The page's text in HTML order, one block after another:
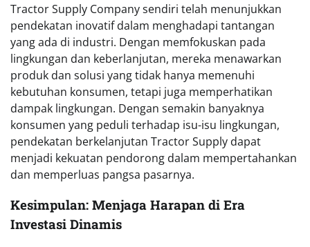
Tractor Supply Company sendiri telah menunjukkan
pendekatan inovatif dalam menghadapi tantangan
yang ada di industri. Dengan memfokuskan pada
lingkungan dan keberlanjutan, mereka menawarkan
produk dan solusi yang tidak hanya memenuhi
kebutuhan konsumen, tetapi juga memperhatikan
dampak lingkungan. Dengan semakin banyaknya
konsumen yang peduli terhadap isu-isu lingkungan,
pendekatan berkelanjutan Tractor Supply dapat
menjadi kekuatan pendorong dalam mempertahankan
dan memperluas pangsa pasarnya.
Kesimpulan: Menjaga Harapan di Era
Investasi Dinamis